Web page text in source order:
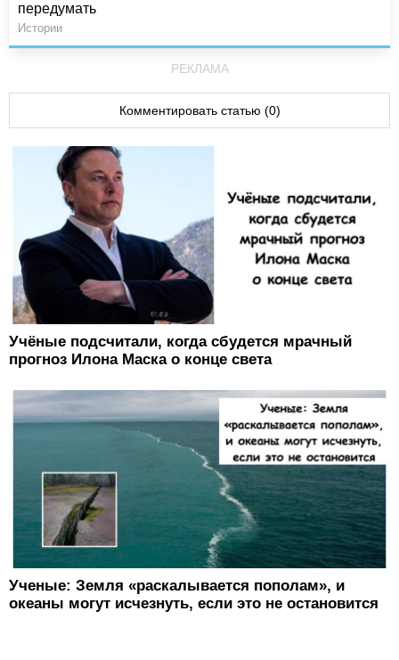
передумать
Истории
РЕКЛАМА
Комментировать статью (0)
Учёные подсчитали, когда сбудется мрачный
прогноз Илона Маска о конце света
Ученые: Земля «раскалывается пополам», и
океаны могут исчезнуть, если это не остановится